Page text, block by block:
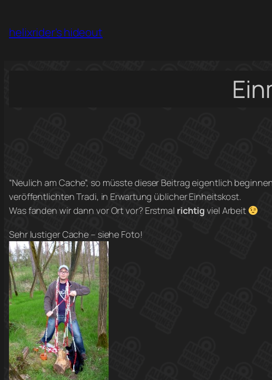
to
content
helixrider's hideout
“Neulich am Cache”, so müsste dieser Beitrag eigentlich
veröffentlichten Tradi, in Erwartung üblicher Einheitskost.
Was fanden wir dann vor Ort vor? Erstmal richtig viel Arbeit
Sehr lustiger Cache – siehe Foto!